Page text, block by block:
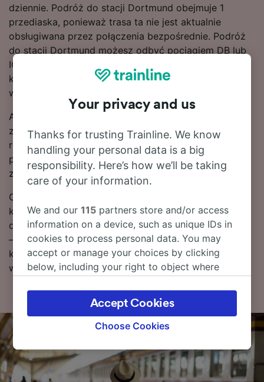
dziennie. Podróż do stacji Dortmund obejmuje 1
przediaska, ponieważ trasa ta nie jest aktualnie
obsługiwana przez połączenia bezpośrednie. Podróż
do stacji Dortmund możesz odbyć pociągiem DB lub
ICE – obaj przewoźnicy oferują nowoczesne i
komfortowe składy, dzięki którym dostaniesz się tam
w mgnieniu oka.
Aby pomóc Ci w znalezieniu najlepszych ofert,
zaznaczymy najtańsze bilety na przejazd pociągiem
relacji Celle – Dortmund w naszym narzędziu do
planowania podróży. Pamiętaj tylko, że im szybciej
zarezerwujesz bilety, tym więcej zaoszczędzisz!
Chcesz już teraz zarezerwować swoje bilety
kolejowe? Poszukaj ich w naszym serwisie. Czytaj
dalej, aby znaleźć więcej informacji na temat podróży
– rozkłady jazdy pociągów (w tym pierwsze i ostatnie
kursy), często zadawane pytania i porady dotyczące
wyszukiwania tanich biletów kolejowych.
Your privacy and us
Thanks for trusting Trainline. We know
handling your personal data is a big
responsibility. Here’s how we’ll be taking
care of your information.
We and our115 partners store and/or access
information on a device, such as unique IDs in
cookies to process personal data. You may
accept or manage your choices by clicking
below, including your right to object where
the privacy policy page. These choices will be
signaled to our partners and will not affect
browsing data. Your data will not be used for
track you.
We and our partners process data to provide:
Choose Cookies
Accept Cookies